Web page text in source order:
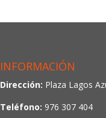
INFORMACIÓN
Dirección: Plaza Lagos
Teléfono: 976 307 404